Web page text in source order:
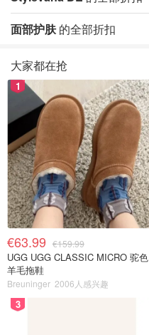
面部护肤的全部折扣
大家都在抢
1
€63.99 €159.99
UGG UGG CLASSIC MICRO 驼色
羊毛拖鞋
Breuninger 2006人感兴趣
3